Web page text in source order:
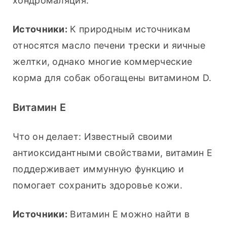
Источники: К природным источникам
относятся масло печени трески и яичные
желтки, однако многие коммерческие
корма для собак обогащены витамином D.
Витамин Е
Что он делает: Известный своими
антиоксидантными свойствами, витамин Е
поддерживает иммунную функцию и
помогает сохранить здоровье кожи.
Источники: Витамин Е можно найти в